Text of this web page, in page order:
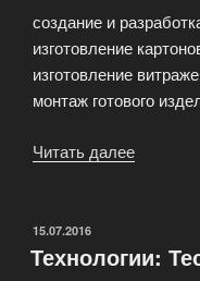
создание и
изготовление
изготовление
монтаж готового
Читать далее
ОПУБЛИКОВАНО
15.07.2016
Технологии: